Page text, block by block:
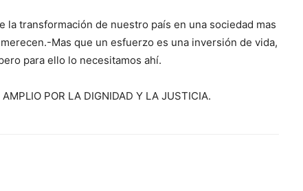
transformación de nuestro país en una sociedad mas
Mas que un esfuerzo es una inversión de vida,
para ello lo necesitamos ahí.
POR LA DIGNIDAD Y LA JUSTICIA.